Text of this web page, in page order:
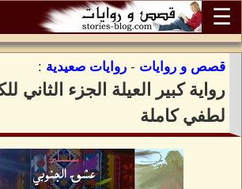
☰
قصص و روايات - روايات صعيدية :
رواية كبير العيلة الجزء الثاني
لطفي كاملة